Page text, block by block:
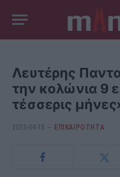
Λευτέρης
την κολώνια 9
τέσσερις
2023-04-18 ΕΠΙΚΑΙΡΟΤΗΤΑ